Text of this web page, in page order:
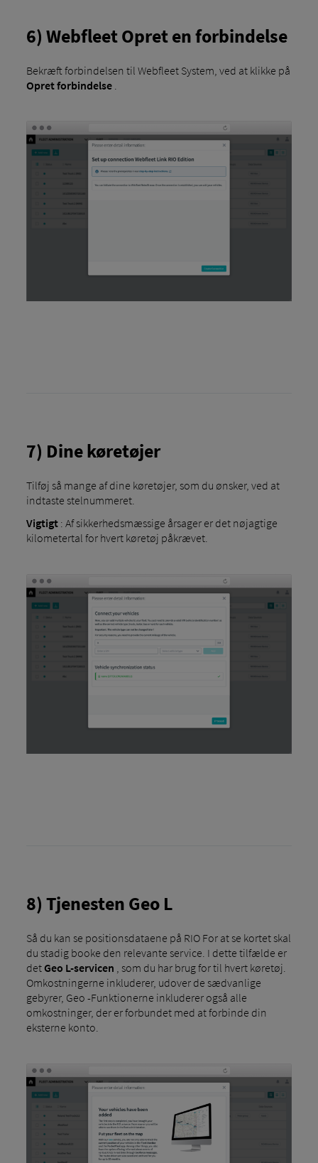
6) Webfleet Opret en forbindelse
Bekræft forbindelsen til Webfleet System, ved at klikke på
Opret forbindelse.
7) Dine køretøjer
Tilføj så mange af dine køretøjer, som du ønsker, ved at
indtaste stelnummeret.
Vigtigt: Af sikkerhedsmæssige årsager er det nøjagtige
kilometertal for hvert køretøj påkrævet.
8) Tjenesten Geo L
Så du kan se positionsdataene på RIO For at se kortet skal
du stadig booke den relevante service. I dette tilfælde er
det Geo L-servicen , som du har brug for til hvert køretøj.
Omkostningerne inkluderer, udover de sædvanlige
gebyrer, Geo -Funktionerne inkluderer også alle
omkostninger, der er forbundet med at forbinde din
eksterne konto.